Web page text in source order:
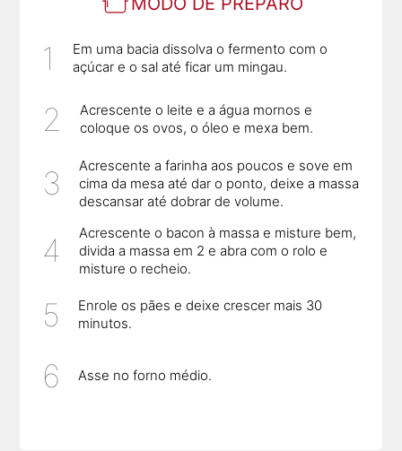
Em uma bacia dissolva o fermento com o
açúcar e o sal até ficar um mingau.
Acrescente o leite e a água mornos e
coloque os ovos, o óleo e mexa bem.
Acrescente a farinha aos poucos e sove em
cima da mesa até dar o ponto, deixe a massa
descansar até dobrar de volume.
Acrescente o bacon à massa e misture bem,
divida a massa em 2 e abra com o rolo e
misture o recheio.
Enrole os pães e deixe crescer mais 30
minutos.
Asse no forno médio.